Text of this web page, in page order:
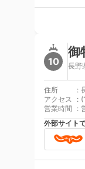
10
御
長野
住所 :
アクセス
:
営業時間
:
外部サイト